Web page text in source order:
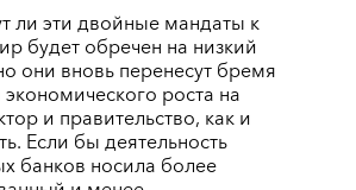
ли эти двойные мандаты к
будет обречен на низкий
они вновь перенесут бремя
роста на
и правительство, как и
Если бы деятельность
банков носила более